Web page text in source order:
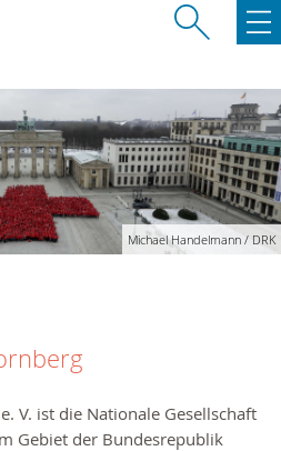
Michael Handelmann / DRK
V. ist die Nationale Gesellschaft
Gebiet der Bundesrepublik